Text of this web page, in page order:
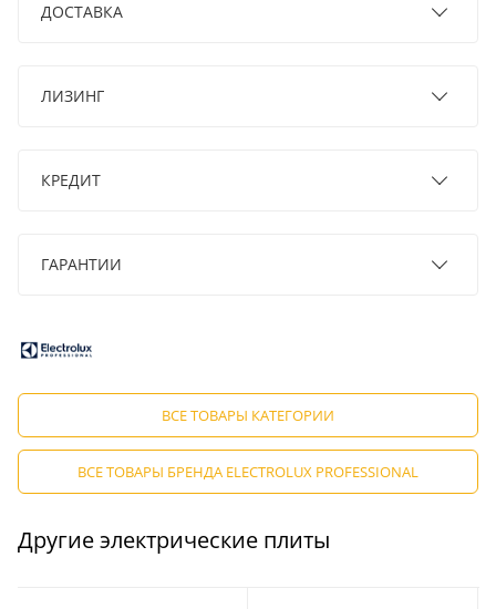
ДОСТАВКА
ЛИЗИНГ
КРЕДИТ
ГАРАНТИИ
ВСЕ ТОВАРЫ КАТЕГОРИИ
ВСЕ ТОВАРЫ БРЕНДА ELECTROLUX PROFESSIONAL
Другие электрические плиты